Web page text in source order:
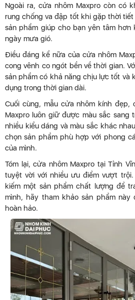
Ngoài ra, cửa nhôm Maxpro còn có
rung chống va đập tốt khi gặp thời tiết
sản phẩm giúp cho bạn yên tâm
ngày mưa gió.
Điều đáng kể nữa của cửa nhôm
cong vênh co ngót bền về thời gian.
sản phẩm có khả năng chịu lực tốt và
dụng trong thời gian dài.
Cuối cùng, mẫu cửa nhôm kính đẹp,
Maxpro luôn giữ được màu sắc sang
nhiều kiểu dáng và màu sắc khác
chọn sản phẩm phù hợp với phong
của mình.
Tóm lại, cửa nhôm Maxpro tại Tỉnh
tuyệt vời với nhiều ưu điểm vượt
kiếm một sản phẩm chất lượng để
mình, hãy tham khảo sản phẩm
hoàn hảo.